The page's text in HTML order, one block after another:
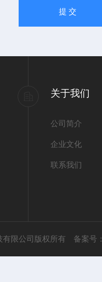
关于我们
公司简介
企业文化
联系我们
有限公司版权所有 备案号